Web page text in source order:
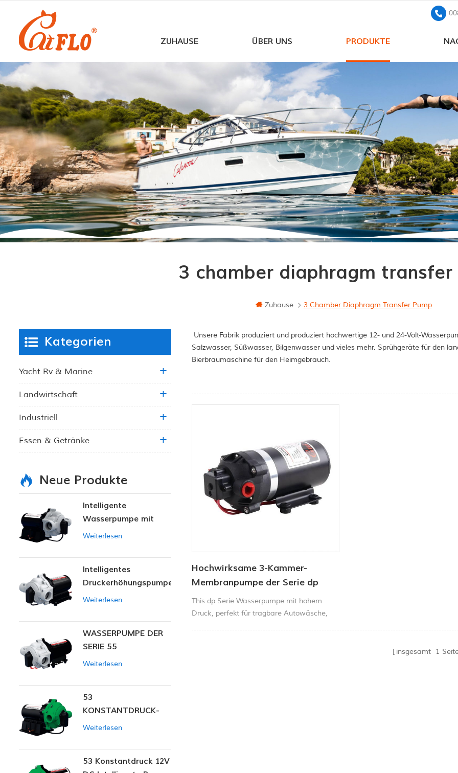
ZUHAUSE ÜBER UNS PRODUKTE
3 chamber diaphragm transfer
Zuhause 3 Chamber Diaphragm Transfer Pump
Unsere Fabrik produziert und produziert hochwertige 12- und 24-Volt-
Salzwasser, Süßwasser, Bilgenwasser und vieles mehr. Sprühgeräte für den
Bierbraumaschine für den Heimgebrauch.
Hochwirksame 3-Kammer-
Membranpumpe der Serie dp
This dp Serie Wasserpumpe mit hohem
Druck, perfekt für tragbare Autowäsche,
insgesamt
1
Kategorien
Yacht Rv & Marine
Landwirtschaft
Industriell
Essen & Getränke
Neue Produkte
Intelligente
Wasserpumpe mit
variablem Druck
Weiterlesen
Intelligentes
Druckerhöhungspumpen-
Set
Weiterlesen
WASSERPUMPE DER
SERIE 55
Weiterlesen
53
KONSTANTDRUCK-
INTELLIGENTE PUMPE
Weiterlesen
53 Konstantdruck 12V